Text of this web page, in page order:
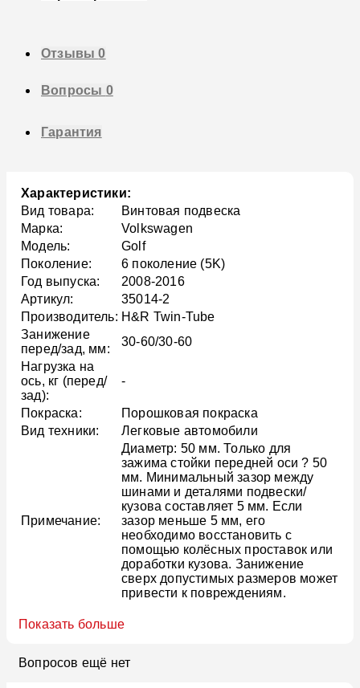
Отзывы0
Вопросы 0
Гарантия
Характеристики:
Вид товара:
Винтовая подвеска
Марка:
Volkswagen
Модель:
Golf
Поколение:
6 поколение (5K)
Год выпуска:
2008-2016
Артикул:
35014-2
Производитель: H&R Twin-Tube
Занижение
перед/зад, мм:
30-60/30-60
Нагрузка на
ось, кг (перед/
зад):
-
Покраска:
Порошковая покраска
Вид техники:
Легковые автомобили
Примечание:
Диаметр: 50 мм. Только для
зажима стойки передней оси ? 50
мм. Минимальный зазор между
шинами и деталями подвески/
кузова составляет 5 мм. Если
зазор меньше 5 мм, его
необходимо восстановить с
помощью колёсных проставок или
доработки кузова. Занижение
сверх допустимых размеров может
привести к повреждениям.
Показать больше
Вопросов ещё нет